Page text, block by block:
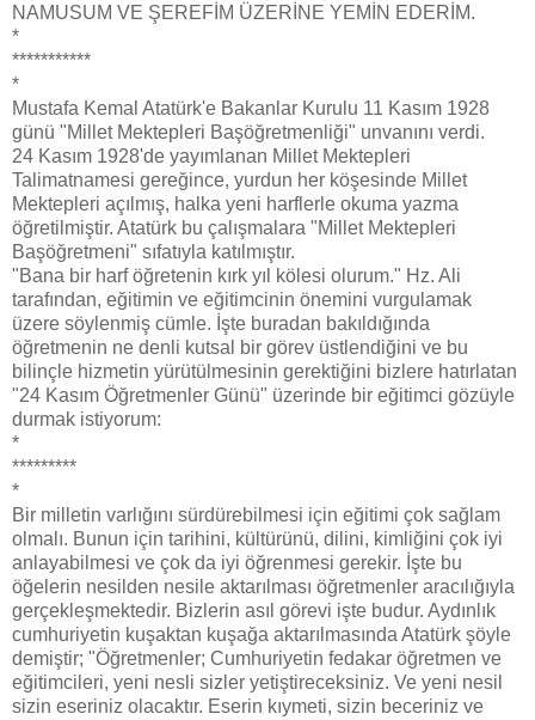
NAMUSUM VE ŞEREFİM ÜZERİNE YEMİN EDERİM.
*
***********
*
Mustafa Kemal Atatürk'e Bakanlar Kurulu 11 Kasım 1928
günü "Millet Mektepleri Başöğretmenliği" unvanını verdi.
24 Kasım 1928'de yayımlanan Millet Mektepleri
Talimatnamesi gereğince, yurdun her köşesinde Millet
Mektepleri açılmış, halka yeni harflerle okuma yazma
öğretilmiştir. Atatürk bu çalışmalara "Millet Mektepleri
Başöğretmeni" sıfatıyla katılmıştır.
"Bana bir harf öğretenin kırk yıl kölesi olurum." Hz. Ali
tarafından, eğitimin ve eğitimcinin önemini vurgulamak
üzere söylenmiş cümle. İşte buradan bakıldığında
öğretmenin ne denli kutsal bir görev üstlendiğini ve bu
bilinçle hizmetin yürütülmesinin gerektiğini bizlere hatırlatan
"24 Kasım Öğretmenler Günü" üzerinde bir eğitimci gözüyle
durmak istiyorum:
*
*********
*
Bir milletin varlığını sürdürebilmesi için eğitimi çok sağlam
olmalı. Bunun için tarihini, kültürünü, dilini, kimliğini çok iyi
anlayabilmesi ve çok da iyi öğrenmesi gerekir. İşte bu
öğelerin nesilden nesile aktarılması öğretmenler aracılığıyla
gerçekleşmektedir. Bizlerin asıl görevi işte budur. Aydınlık
cumhuriyetin kuşaktan kuşağa aktarılmasında Atatürk şöyle
demiştir; "Öğretmenler; Cumhuriyetin fedakar öğretmen ve
eğitimcileri, yeni nesli sizler yetiştireceksiniz. Ve yeni nesil
sizin eseriniz olacaktır. Eserin kıymeti, sizin beceriniz ve